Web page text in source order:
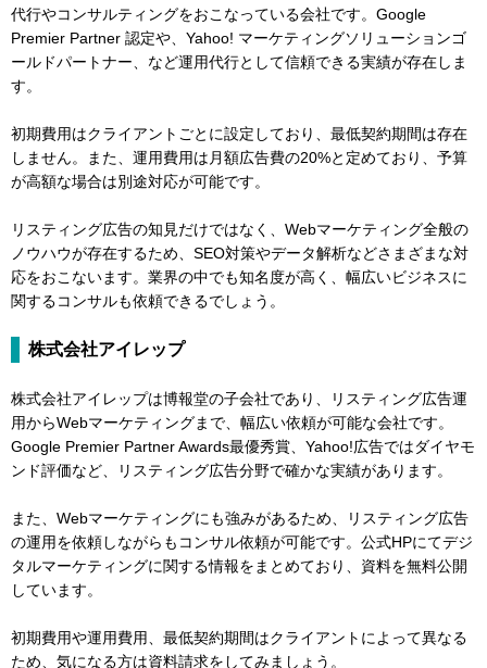
代行やコンサルティングをおこなっている会社です。Google
Premier Partner 認定や、Yahoo! マーケティングソリューションゴ
ールドパートナー、など運用代行として信頼できる実績が存在しま
す。
初期費用はクライアントごとに設定しており、最低契約期間は存在
しません。また、運用費用は月額広告費の20%と定めており、予算
が高額な場合は別途対応が可能です。
リスティング広告の知見だけではなく、Webマーケティング全般の
ノウハウが存在するため、SEO対策やデータ解析などさまざまな対
応をおこないます。業界の中でも知名度が高く、幅広いビジネスに
関するコンサルも依頼できるでしょう。
株式会社アイレップ
株式会社アイレップは博報堂の子会社であり、リスティング広告運
用からWebマーケティングまで、幅広い依頼が可能な会社です。
Google Premier Partner Awards最優秀賞、Yahoo!広告ではダイヤモ
ンド評価など、リスティング広告分野で確かな実績があります。
また、Webマーケティングにも強みがあるため、リスティング広告
の運用を依頼しながらもコンサル依頼が可能です。公式HPにてデジ
タルマーケティングに関する情報をまとめており、資料を無料公開
しています。
初期費用や運用費用、最低契約期間はクライアントによって異なる
ため、気になる方は資料請求をしてみましょう。